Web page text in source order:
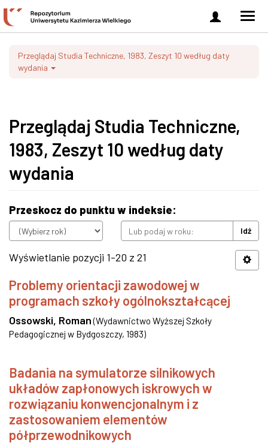
Zaloguj
się
Przeglądaj Studia Techniczne, 1983, Zeszyt 10 według daty
wydania
Przeglądaj Studia Techniczne,
1983, Zeszyt 10 według daty
wydania
Przeskocz do punktu w indeksie:
Idź
Wyświetlanie pozycji 1-20 z 21
Problemy orientacji zawodowej w
programach szkoły ogólnokształcącej
Ossowski, Roman (Wydawnictwo Wyższej Szkoły
Pedagogicznej w Bydgoszczy, 1983)
Badania na symulatorze silnikowych
układów zapłonowych iskrowych w
rozwiązaniu konwencjonalnym i z
zastosowaniem elementów
półprzewodnikowych